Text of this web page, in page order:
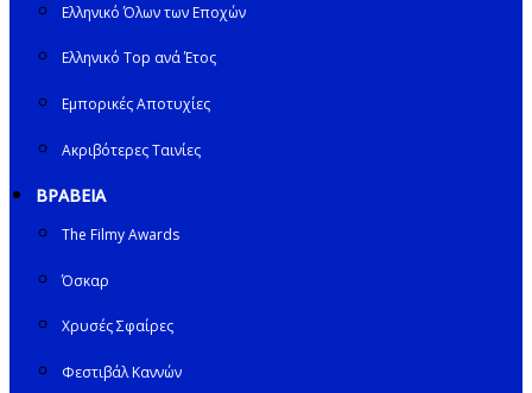
Ελληνικό Όλων των Εποχών
Ελληνικό Top ανά Έτος
Εμπορικές Αποτυχίες
Ακριβότερες Ταινίες
ΒΡΑΒΕΙΑ
The Filmy Awards
Όσκαρ
Χρυσές Σφαίρες
Φεστιβάλ Καννών